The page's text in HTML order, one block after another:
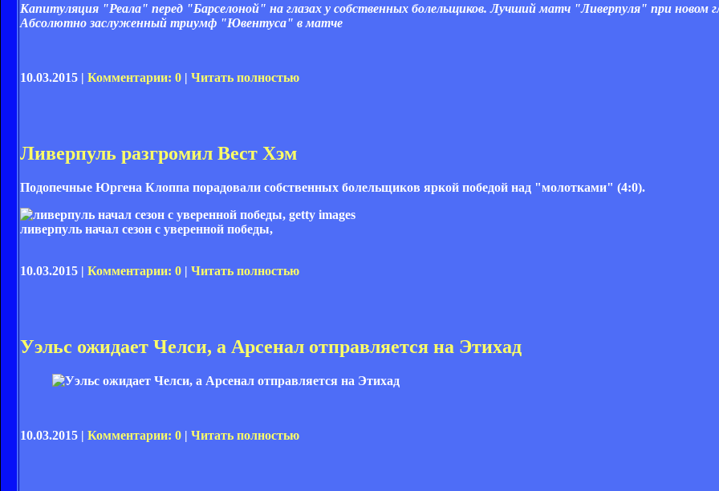
Капитуляция "Реала" перед "Барселоной" на глазах у собственных болельщиков. Лучший матч "Ливерпуля" при новом
Абсолютно заслуженный триумф "Ювентуса" в матче
10.03.2015 | Комментарии: 0 | Читать полностью
Ливерпуль разгромил Вест Хэм
Подопечные Юргена Клоппа порадовали собственных болельщиков яркой победой над "молотками" (4:0).
ливерпуль начал сезон с уверенной победы,
10.03.2015 | Комментарии: 0 | Читать полностью
Уэльс ожидает Челси, а Арсенал отправляется на Этихад
10.03.2015 | Комментарии: 0 | Читать полностью